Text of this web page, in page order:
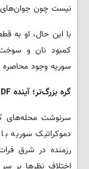
نیست چون جوان‌های
با این حال، او به
کمبود نان و
سوریه وجود محاصره
گره بزرگ‌تر؛ آینده
سرنوشت محله‌های
دموکراتیک سوریه
رزمنده در شرق